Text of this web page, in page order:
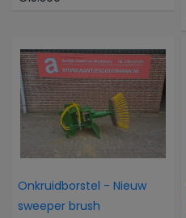
Onkruidborstel - Nieuw
sweeper brush